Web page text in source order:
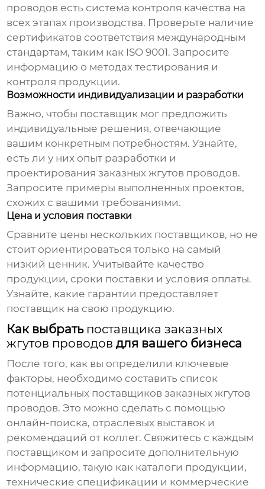
проводов есть система контроля качества на
всех этапах производства. Проверьте наличие
сертификатов соответствия международным
стандартам, таким как ISO 9001. Запросите
информацию о методах тестирования и
контроля продукции.
Возможности индивидуализации и разработки
Важно, чтобы поставщик мог предложить
индивидуальные решения, отвечающие
вашим конкретным потребностям. Узнайте,
есть ли у них опыт разработки и
проектированиязаказных жгутов проводов.
Запросите примеры выполненных проектов,
схожих с вашими требованиями.
Цена и условия поставки
Сравните цены нескольких поставщиков, но не
стоит ориентироваться только на самый
низкий ценник. Учитывайте качество
продукции, сроки поставки и условия оплаты.
Узнайте, какие гарантии предоставляет
поставщик на свою продукцию.
Как выбрать поставщика заказных
жгутов проводов для вашего бизнеса
После того, как вы определили ключевые
факторы, необходимо составить список
потенциальных поставщиков заказных жгутов
проводов. Это можно сделать с помощью
онлайн-поиска, отраслевых выставок и
рекомендаций от коллег. Свяжитесь с каждым
поставщиком и запросите дополнительную
информацию, такую как каталоги продукции,
технические спецификации и коммерческие